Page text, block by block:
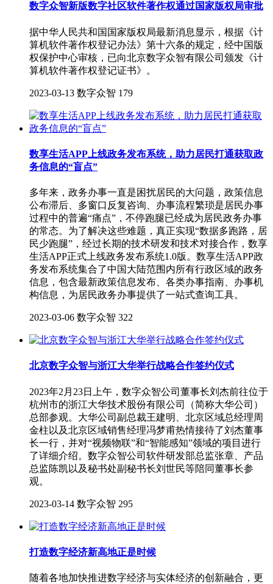
数字众智新版数字社区软件著作权通过国家版权局审批
据中华人民共和国国家版权局最新消息显示，根据《计
算机软件著作权登记办法》第十六条的规定，经中国版
权保护中心审核，已向北京数字众智有限公司颁发《计
算机软件著作权登记证书》。
2023-03-13 数字众智 179
数享生活APP上线政务发布系统，助力居民打通获取政
务信息的“盲点”
多年来，政务办事一直是困扰居民的大问题，政策信息
公布滞后、多窗口反复咨询、办事流程繁琐是居民办事
过程中的普遍“痛点”，不停跑腿已经成为居民政务办事
的常态。为了解决这些难题，真正实现“数据多跑路，居
民少跑腿”，经过长期的技术研发和技术对接合作，数享
生活APP正式上线政务发布系统1.0版。数享生活APP政
务发布系统集合了中国大陆范围内所有行政区域的政务
信息，包含最新政策信息发布、各类办事指南、办事机
构信息，为居民政务办事提供了一站式查询工具。
2023-03-06 数字众智 322
北京数字众智与浙江大华举行战略合作签约仪式
2023年2月23日上午，数字众智公司董事长刘杰前往位于
杭州市的浙江大华技术股份有限公司（简称大华公司）
总部参观。大华公司副总裁王建明、北京区域总经理周
金柱以及北京区域销售经理冯梦甫热情接待了刘杰董事
长一行，并对“视频物联”和“智能感知”领域的项目进行
了详细介绍。数字众智公司软件研发部总监张章、产品
总监陈凯以及秘书处副秘书长刘世民等陪同董事长参
观。
2023-03-14 数字众智 295
打造数字经济新高地正是时候
随着各地加快推进数字经济与实体经济的创新融合，更